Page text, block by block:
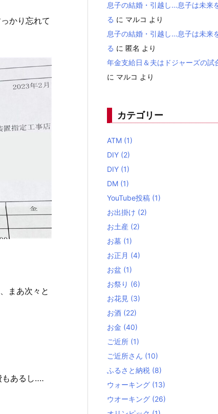
かり忘れて
まあ次々と
あるし‥‥
息子の結婚・引越し…息子は未来
る に マルコ より
息子の結婚・引越し…息子は未来
る に 匿名 より
年金支給日＆夫はドジャーズの試
に マルコ より
カテゴリー
ATM (1)
DIY (2)
DIY (1)
DM (1)
YouTube投稿 (1)
お出掛け (2)
お土産 (2)
お墓 (1)
お正月 (4)
お盆 (1)
お祭り (6)
お花見 (3)
お酒 (22)
お金 (40)
ご近所 (1)
ご近所さん (10)
ふるさと納税 (8)
ウォーキング (13)
ウオーキング (26)